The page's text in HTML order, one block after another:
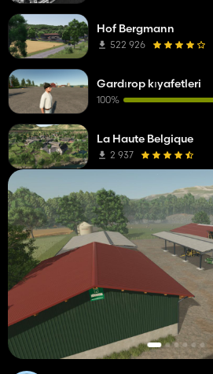
Hof Bergmann
522 926
Gardırop kıyafetleri
100%
La Haute Belgique
2 937